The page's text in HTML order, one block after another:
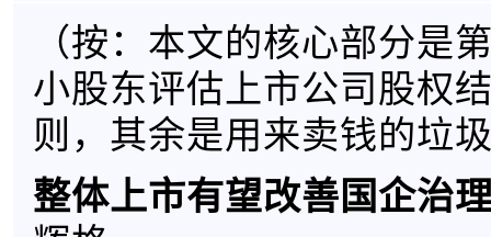
（按：本文的核心部分是
小股东评估上市公司股权
则，其余是用来卖钱的垃
整体上市有望改善国企治